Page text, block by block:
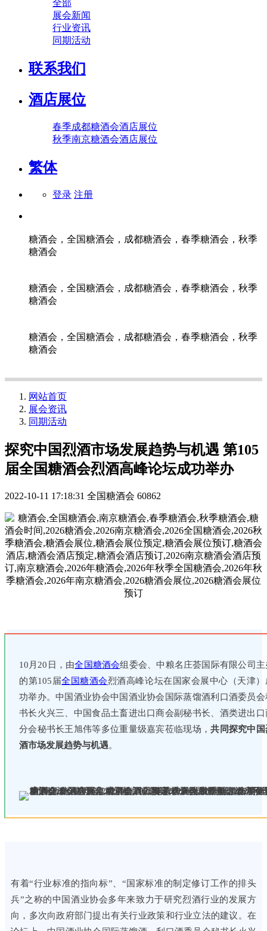
全部
展会新闻
行业资讯
同期活动
联系我们
酒店展位
春季成都糖酒会酒店展位
秋季南京糖酒会酒店展位
繁体
登录 注册
糖酒会，全国糖酒会，成都糖酒会，春季糖酒会，秋季
糖酒会
糖酒会，全国糖酒会，成都糖酒会，春季糖酒会，秋季
糖酒会
糖酒会，全国糖酒会，成都糖酒会，春季糖酒会，秋季
糖酒会
网站首页
展会资讯
同期活动
探究中国烈酒市场发展趋势与机遇 第105
届全国糖酒会烈酒高峰论坛成功举办
2022-10-11 17:18:31 全国糖酒会 60862
10月20日，由全国糖酒会组委会、中粮名庄荟国际有限公司主
的第105届全国糖酒会烈酒高峰论坛在国家会展中心（天津）
功举办。中国酒业协会中国酒业协会国际蒸馏酒利口酒委员会
书长火兴三、中国食品土畜进出口商会副秘书长、酒类进出口
分会秘书长王旭伟等多位重量级嘉宾莅临现场，共同探究中国
酒市场发展趋势与机遇。
有着“行业标准的指向标”、“国家标准的制定修订工作的排头
兵”之称的中国酒业协会多年来致力于研究烈酒行业的发展方
向，多次向政府部门提出有关行业政策和行业立法的建议。在